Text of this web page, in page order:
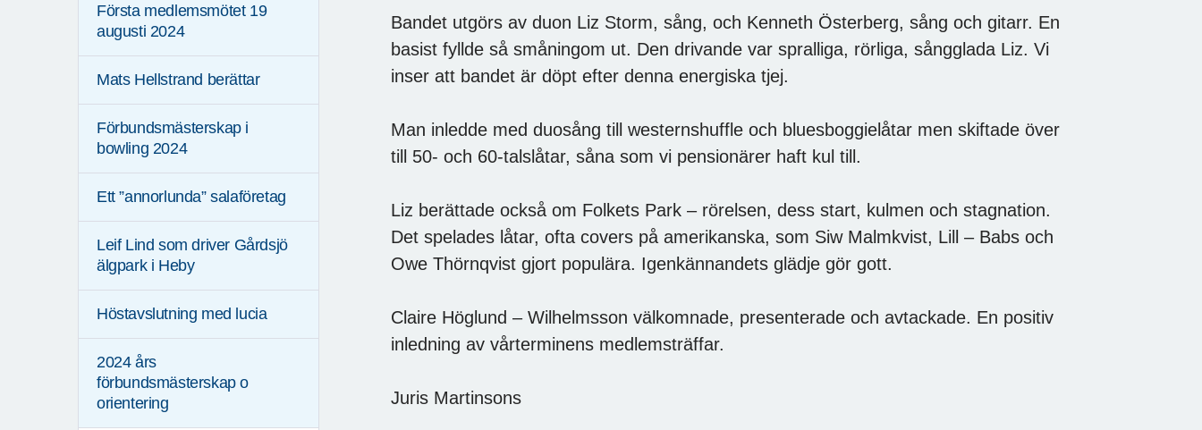
Första medlemsmötet 19
augusti 2024
Mats Hellstrand berättar
Förbundsmästerskap i
bowling 2024
Ett ”annorlunda” salaföretag
Leif Lind som driver Gårdsjö
älgpark i Heby
Höstavslutning med lucia
2024 års
förbundsmästerskap o
orientering
Bandet utgörs av duon Liz Storm, sång, och Kenneth Österberg, sång och gitarr. En
basist fyllde så småningom ut. Den drivande var spralliga, rörliga, sångglada Liz. Vi
inser att bandet är döpt efter denna energiska tjej.
Man inledde med duosång till westernshuffle och bluesboggielåtar men skiftade över
till 50- och 60-talslåtar, såna som vi pensionärer haft kul till.
Liz berättade också om Folkets Park – rörelsen, dess start, kulmen och stagnation.
Det spelades låtar, ofta covers på amerikanska, som Siw Malmkvist, Lill – Babs och
Owe Thörnqvist gjort populära. Igenkännandets glädje gör gott.
Claire Höglund – Wilhelmsson välkomnade, presenterade och avtackade. En positiv
inledning av vårterminens medlemsträffar.
Juris Martinsons